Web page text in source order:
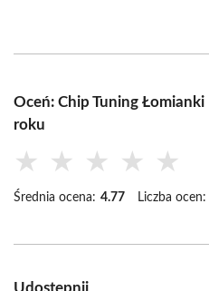
Oceń: Chip Tuning
roku
★ ★ ★ ★ ★
Średnia ocena: 4.77 Liczba ocen: